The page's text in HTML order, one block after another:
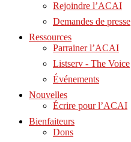
Rejoindre l’ACAI
Demandes de presse
Ressources
Parrainer l’ACAI
Listserv - The Voice
Événements
Nouvelles
Écrire pour l’ACAI
Bienfaiteurs
Dons